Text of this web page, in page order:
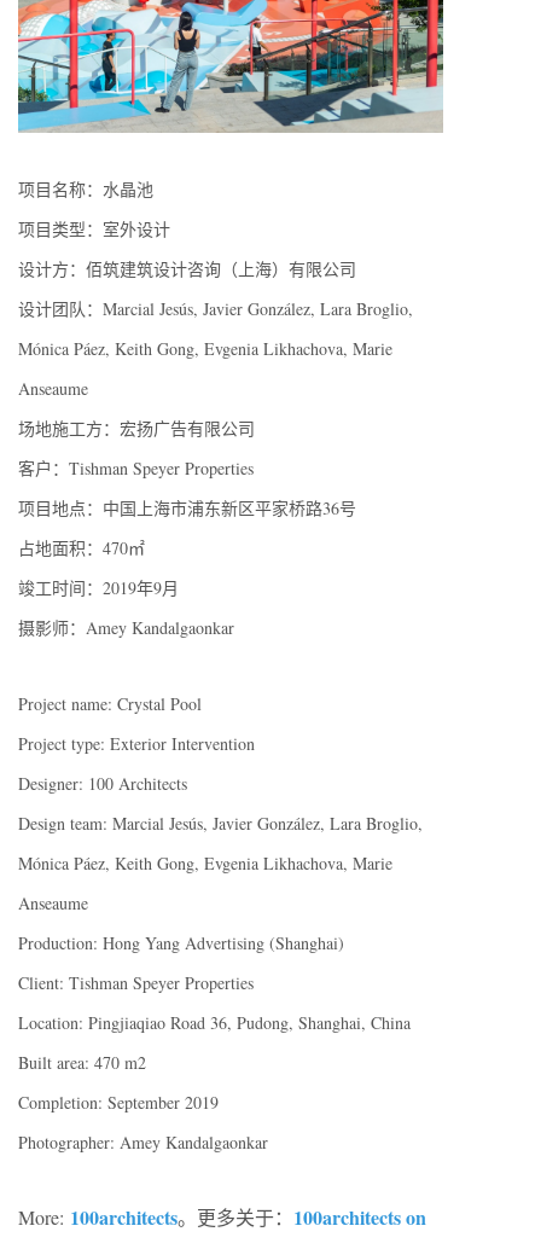
项目名称：水晶池
项目类型：室外设计
设计方：佰筑建筑设计咨询（上海）有限公司
设计团队：Marcial Jesús, Javier González, Lara Broglio,
Mónica Páez, Keith Gong, Evgenia Likhachova, Marie
Anseaume
场地施工方：宏扬广告有限公司
客户：Tishman Speyer Properties
项目地点：中国上海市浦东新区平家桥路36号
占地面积：470㎡
竣工时间：2019年9月
摄影师：Amey Kandalgaonkar
Project name: Crystal Pool
Project type: Exterior Intervention
Designer: 100 Architects
Design team: Marcial Jesús, Javier González, Lara Broglio,
Mónica Páez, Keith Gong, Evgenia Likhachova, Marie
Anseaume
Production: Hong Yang Advertising (Shanghai)
Client: Tishman Speyer Properties
Location: Pingjiaqiao Road 36, Pudong, Shanghai, China
Built area: 470 m2
Completion: September 2019
Photographer: Amey Kandalgaonkar
More: 100architects。更多关于： 100architects on